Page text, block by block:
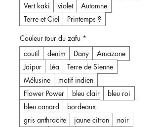
Vert kaki
violet
Automne
Terre et Ciel
Printemps ?
Couleur tour du zafu *
coutil
denim Dany
Amazone
Jaipur
Léa
Terre de Sienne
Mélusine
motif indien
Flower Power
bleu clair
bleu roi
bleu canard
bordeaux
gris anthracite
jaune citron
noir